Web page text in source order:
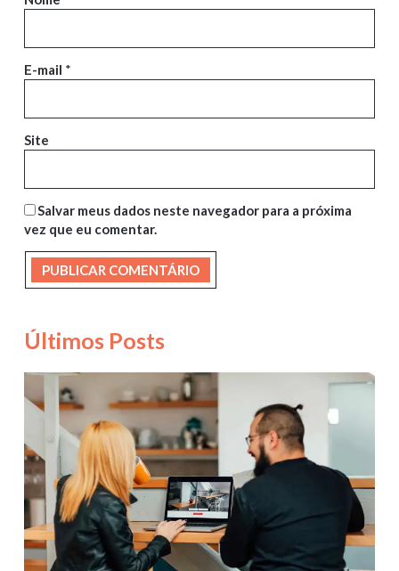
E-mail *
Site
Salvar meus dados neste navegador para a próxima
vez que eu comentar.
Últimos Posts